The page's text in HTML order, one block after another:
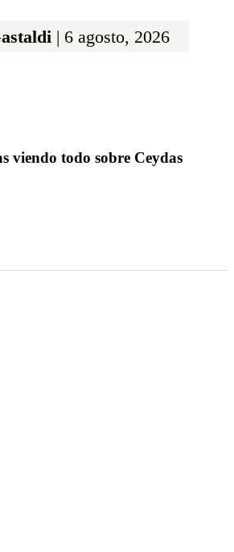
| 6 agosto, 2026
viendo todo sobre Ceydas